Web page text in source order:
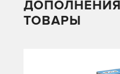
ТОВАРЫ